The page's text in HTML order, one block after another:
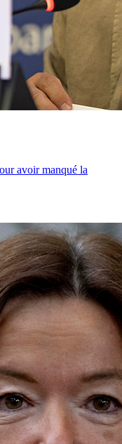
avoir manqué la